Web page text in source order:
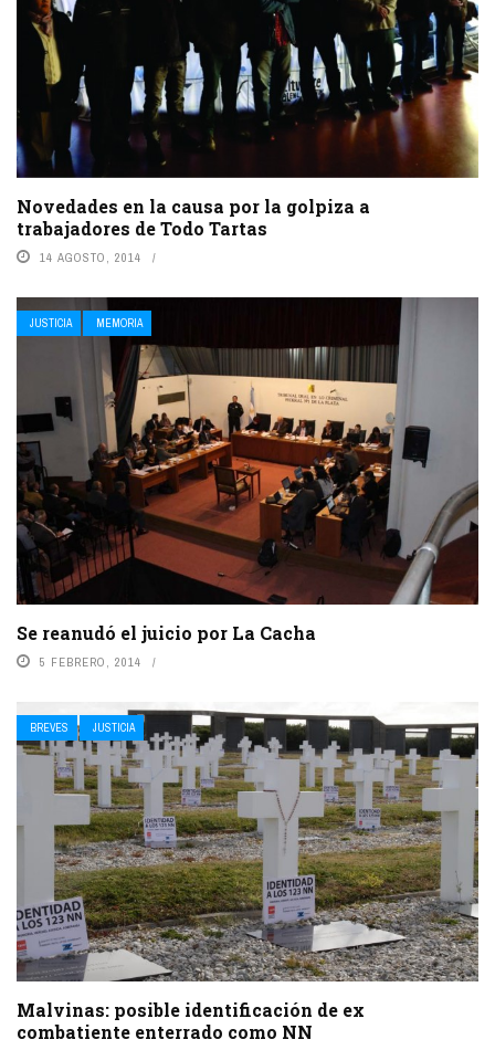
Novedades en la causa por la golpiza a
trabajadores de Todo Tartas
14 AGOSTO, 2014
JUSTICIA MEMORIA
Se reanudó el juicio por La Cacha
5 FEBRERO, 2014
BREVES JUSTICIA
Malvinas: posible identificación de ex
combatiente enterrado como NN